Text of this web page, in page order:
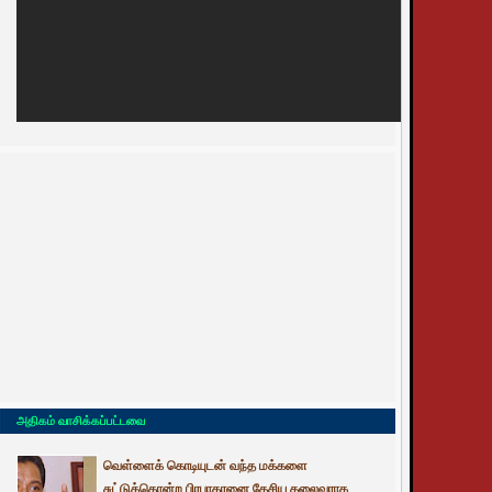
அதிகம் வாசிக்கப்பட்டவை
வெள்ளைக் கொடியுடன் வந்த மக்களை